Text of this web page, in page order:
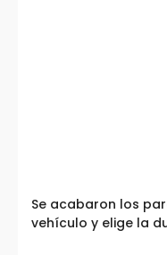
Se acabaron los
vehículo y elige la